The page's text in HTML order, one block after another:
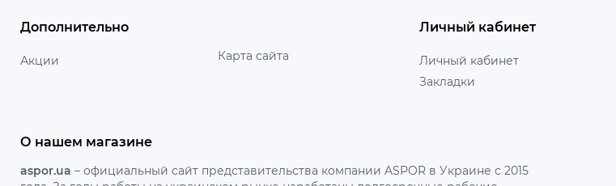
Дополнительно
Акции Карта сайта
Личный кабинет
Личный кабинет
Закладки
О нашем магазине
aspor.ua – официальный сайт представительства компании ASPOR в Украине с 2015